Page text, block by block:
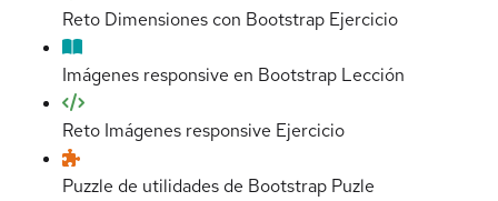
Reto Dimensiones con Bootstrap Ejercicio
Imágenes responsive en Bootstrap Lección
Reto Imágenes responsive Ejercicio
Puzzle de utilidades de Bootstrap Puzle